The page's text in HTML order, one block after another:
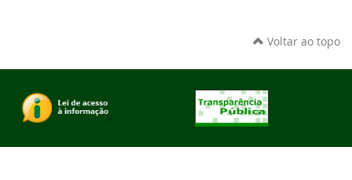
Voltar ao topo